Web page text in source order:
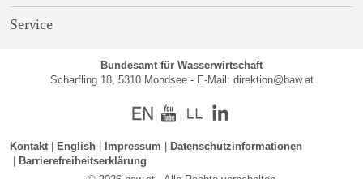
Service
Bundesamt für Wasserwirtschaft
Scharfling 18, 5310 Mondsee - E-Mail: direktion@baw.at
EnglischYoutube
Kontakt English Impressum
Datenschutzinformationen
Barrierefreiheitserklärung